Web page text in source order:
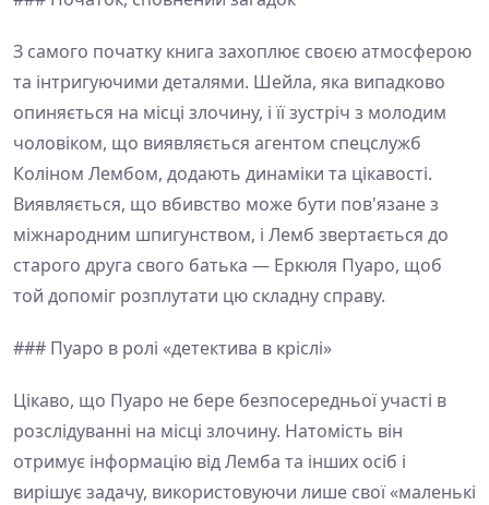
З самого початку книга захоплює своєю атмосферою
та інтригуючими деталями. Шейла, яка випадково
опиняється на місці злочину, і її зустріч з молодим
чоловіком, що виявляється агентом спецслужб
Коліном Лембом, додають динаміки та цікавості.
Виявляється, що вбивство може бути пов'язане з
міжнародним шпигунством, і Лемб звертається до
старого друга свого батька — Еркюля Пуаро, щоб
той допоміг розплутати цю складну справу.
### Пуаро в ролі «детектива в кріслі»
Цікаво, що Пуаро не бере безпосередньої участі в
розслідуванні на місці злочину. Натомість він
отримує інформацію від Лемба та інших осіб і
вирішує задачу, використовуючи лише свої «маленькі